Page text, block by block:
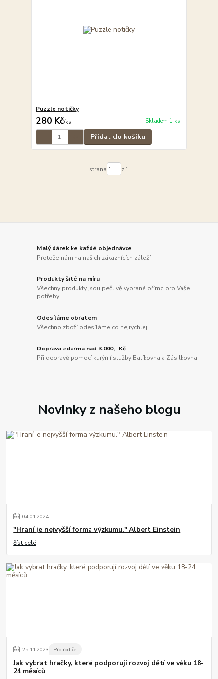
Puzzle notičky
280 Kč/ks Skladem 1 ks
Přidat do košíku
strana z 1
Malý dárek ke každé objednávce
Protože nám na našich zákaznících záleží
Produkty šité na míru
Všechny produkty jsou pečlivě vybrané přímo pro Vaše
potřeby
Odesíláme obratem
Všechno zboží odesíláme co nejrychleji
Doprava zdarma nad 3.000,- Kč
Při dopravě pomocí kurýrní služby Balíkovna a Zásilkovna
Novinky z našeho blogu
04.01.2024
"Hraní je nejvyšší forma výzkumu." Albert Einstein
číst celé
25.11.2023 Pro rodiče
Jak vybrat hračky, které podporují rozvoj dětí ve věku 18-
24 měsíců